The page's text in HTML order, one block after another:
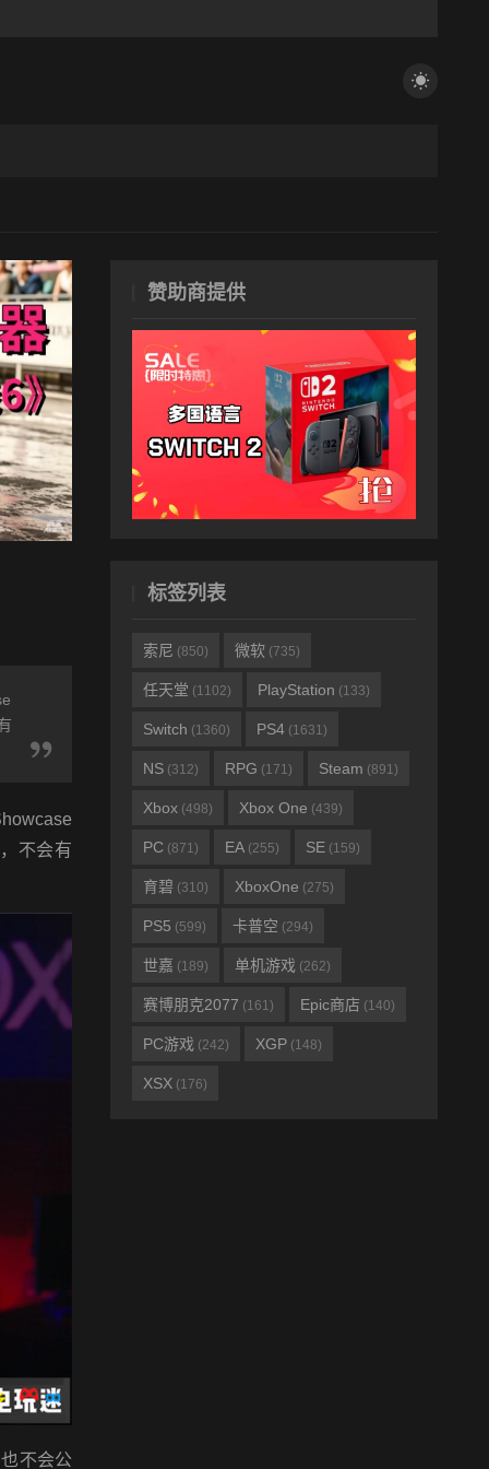
不会有
不会公
赞助商提供
标签列表
索尼 (850) 微软 (735)
任天堂 (1102) PlayStation (133)
Switch (1360) PS4 (1631)
NS (312) RPG (171) Steam (891)
Xbox (498) Xbox One (439)
PC (871) EA (255) SE (159)
育碧 (310) XboxOne (275)
PS5 (599) 卡普空 (294)
世嘉 (189) 单机游戏 (262)
赛博朋克2077 (161) Epic商店 (140)
PC游戏 (242) XGP (148)
XSX (176)